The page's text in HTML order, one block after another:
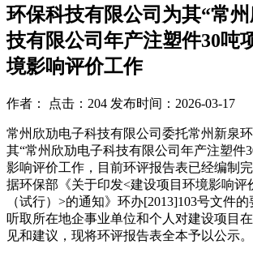
环保科技有限公司为其“常
技有限公司年产注塑件30吨
境影响评价工作
作者： 点击：204 发布时间：2026-03-17
常州欣劢电子科技有限公司委托常州新泉
其“常州欣劢电子科技有限公司年产注塑件
影响评价工作，目前环评报告表已经编制
据环保部《关于印发<建设项目环境影响评
（试行）>的通知》环办[2013]103号文件
听取所在地企事业单位和个人对建设项目
见和建议，现将环评报告表全本予以公示。